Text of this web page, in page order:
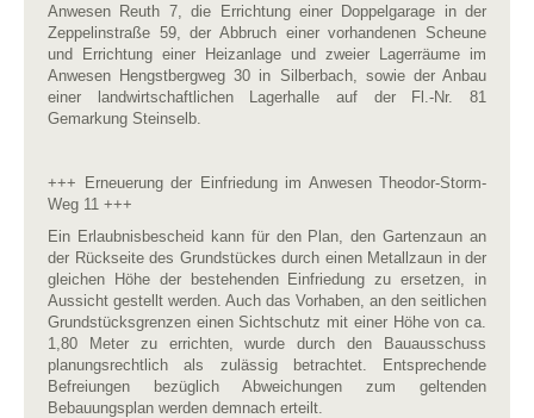
Anwesen Reuth 7, die Errichtung einer Doppelgarage in der
Zeppelinstraße 59, der Abbruch einer vorhandenen Scheune
und Errichtung einer Heizanlage und zweier Lagerräume im
Anwesen Hengstbergweg 30 in Silberbach, sowie der Anbau
einer landwirtschaftlichen Lagerhalle auf der Fl.-Nr. 81
Gemarkung Steinselb.
+++ Erneuerung der Einfriedung im Anwesen Theodor-Storm-
Weg 11 +++
Ein Erlaubnisbescheid kann für den Plan, den Gartenzaun an
der Rückseite des Grundstückes durch einen Metallzaun in der
gleichen Höhe der bestehenden Einfriedung zu ersetzen, in
Aussicht gestellt werden. Auch das Vorhaben, an den seitlichen
Grundstücksgrenzen einen Sichtschutz mit einer Höhe von ca.
1,80 Meter zu errichten, wurde durch den Bauausschuss
planungsrechtlich als zulässig betrachtet. Entsprechende
Befreiungen bezüglich Abweichungen zum geltenden
Bebauungsplan werden demnach erteilt.